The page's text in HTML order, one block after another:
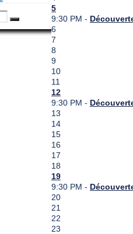
Search
5
9:30 PM -
6
7
8
9
10
11
12
9:30 PM -
13
14
15
16
17
18
19
9:30 PM -
20
21
22
23